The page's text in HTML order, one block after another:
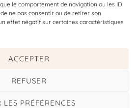
le comportement de navigation ou les ID
ne pas consentir ou de retirer son
effet négatif sur certaines caractéristiques
ACCEPTER
REFUSER
LES PRÉFÉRENCES